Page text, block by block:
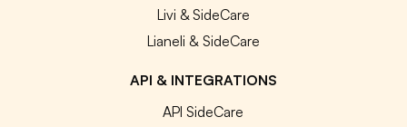
Livi & SideCare
Lianeli & SideCare
API & INTEGRATIONS
API SideCare